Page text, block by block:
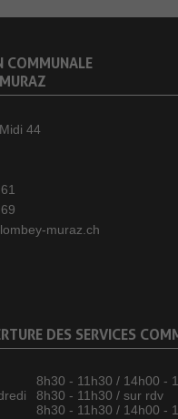
COMMUNALE
44
muraz.ch
DES SERVICES
8h30 - 11h30 / 14h00 -
8h30 - 11h30 / sur rdv
8h30 - 11h30 / 14h00 -